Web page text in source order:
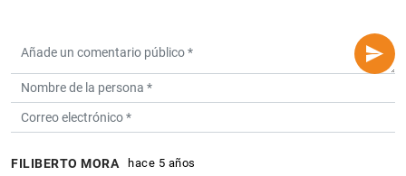
FILIBERTO MORA hace 5 años